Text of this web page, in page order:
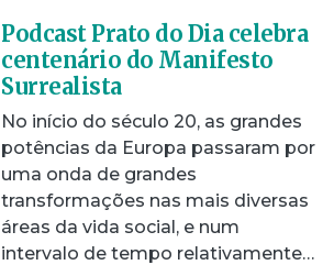
Podcast Prato do Dia celebra
centenário do Manifesto
Surrealista
No início do século 20, as grandes
potências da Europa passaram por
uma onda de grandes
transformações nas mais diversas
áreas da vida social, e num
intervalo de tempo relativamente…